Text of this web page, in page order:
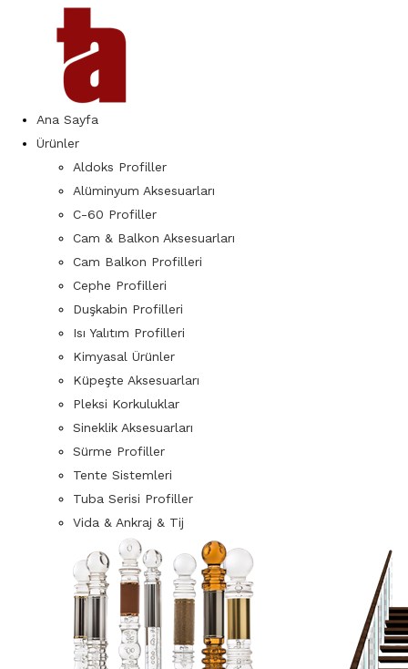
Ana Sayfa
Ürünler
Aldoks Profiller
Alüminyum Aksesuarları
C-60 Profiller
Cam & Balkon Aksesuarları
Cam Balkon Profilleri
Cephe Profilleri
Duşkabin Profilleri
Isı Yalıtım Profilleri
Kimyasal Ürünler
Küpeşte Aksesuarları
Pleksi Korkuluklar
Sineklik Aksesuarları
Sürme Profiller
Tente Sistemleri
Tuba Serisi Profiller
Vida & Ankraj & Tij